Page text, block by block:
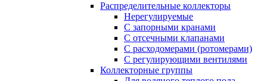
Распределительные коллекторы
Нерегулируемые
С запорными кранами
С отсечными клапанами
С расходомерами (ротомерами)
С регулирующими вентилями
Коллекторные группы